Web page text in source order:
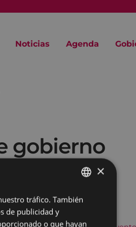
Noticias Agenda
gobierno
BASQUE
×
tráfico. También
de publicidad y
o que hayan